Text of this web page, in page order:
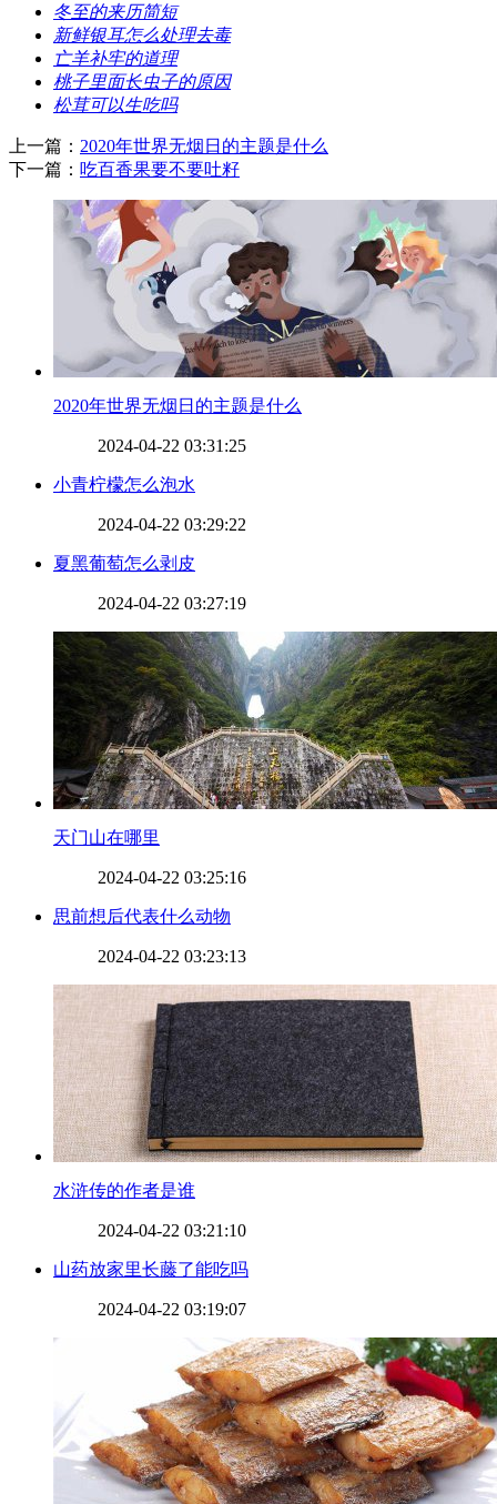
​冬至的来历简短
​新鲜银耳怎么处理去毒
​亡羊补牢的道理
​桃子里面长虫子的原因
​松茸可以生吃吗
上一篇： ​2020年世界无烟日的主题是什么
下一篇： ​吃百香果要不要吐籽
​2020年世界无烟日的主题是什么
2024-04-22 03:31:25
​小青柠檬怎么泡水
2024-04-22 03:29:22
​夏黑葡萄怎么剥皮
2024-04-22 03:27:19
​天门山在哪里
2024-04-22 03:25:16
​思前想后代表什么动物
2024-04-22 03:23:13
​水浒传的作者是谁
2024-04-22 03:21:10
​山药放家里长藤了能吃吗
2024-04-22 03:19:07